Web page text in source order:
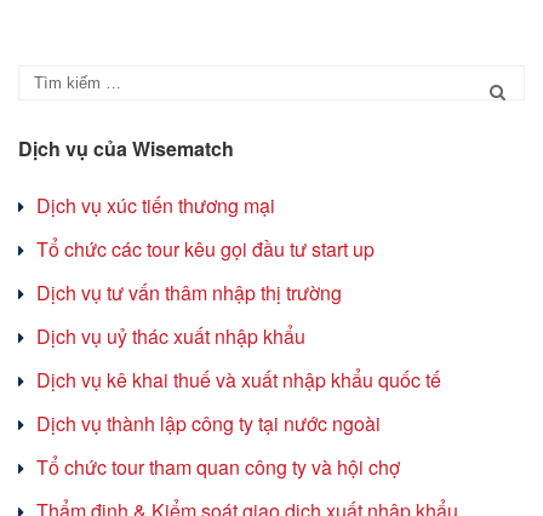
Dịch vụ của Wisematch
Dịch vụ xúc tiến thương mại
Tổ chức các tour kêu gọi đầu tư start up
Dịch vụ tư vấn thâm nhập thị trường
Dịch vụ uỷ thác xuất nhập khẩu
Dịch vụ kê khai thuế và xuất nhập khẩu quốc tế
Dịch vụ thành lập công ty tại nước ngoài
Tổ chức tour tham quan công ty và hội chợ